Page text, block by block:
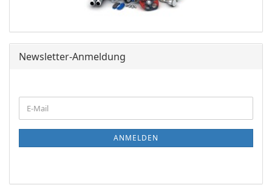
Newsletter-Anmeldung
ZUR
NEWSLETTER-
E-
Mail
ANMELDEN